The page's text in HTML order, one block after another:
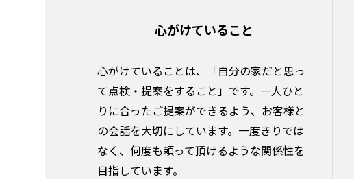
心がけていること
心がけていることは、「自分の家だと思っ
て点検・提案をすること」です。一人ひと
りに合ったご提案ができるよう、お客様と
の会話を大切にしています。一度きりでは
なく、何度も頼って頂けるような関係性を
目指しています。